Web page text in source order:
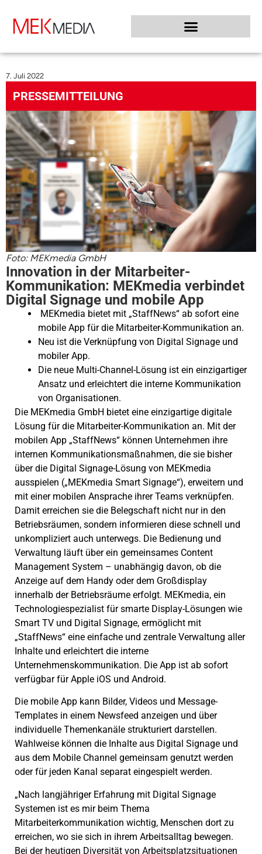
7. Juli 2022
PRESSEMITTEILUNG
Foto: MEKmedia GmbH
Innovation in der Mitarbeiter-
Kommunikation: MEKmedia verbindet
Digital Signage und mobile App
MEKmedia bietet mit „StaffNews“ ab sofort eine
mobile App für die Mitarbeiter-Kommunikation an.
Neu ist die Verknüpfung von Digital Signage und
mobiler App.
Die neue Multi-Channel-Lösung ist ein einzigartiger
Ansatz und erleichtert die interne Kommunikation
von Organisationen.
Die MEKmedia GmbH bietet eine einzigartige digitale
Lösung für die Mitarbeiter-Kommunikation an. Mit der
mobilen App „StaffNews“ können Unternehmen ihre
internen Kommunikationsmaßnahmen, die sie bisher
über die Digital Signage-Lösung von MEKmedia
ausspielen („MEKmedia Smart Signage“), erweitern und
mit einer mobilen Ansprache ihrer Teams verknüpfen.
Damit erreichen sie die Belegschaft nicht nur in den
Betriebsräumen, sondern informieren diese schnell und
unkompliziert auch unterwegs. Die Bedienung und
Verwaltung läuft über ein gemeinsames Content
Management System – unabhängig davon, ob die
Anzeige auf dem Handy oder dem Großdisplay
innerhalb der Betriebsräume erfolgt. MEKmedia, ein
Technologiespezialist für smarte Display-Lösungen wie
Smart TV und Digital Signage, ermöglicht mit
„StaffNews“ eine einfache und zentrale Verwaltung aller
Inhalte und erleichtert die interne
Unternehmenskommunikation. Die App ist ab sofort
verfügbar für Apple iOS und Android.
Die mobile App kann Bilder, Videos und Message-
Templates in einem Newsfeed anzeigen und über
individuelle Themenkanäle strukturiert darstellen.
Wahlweise können die Inhalte aus Digital Signage und
aus dem Mobile Channel gemeinsam genutzt werden
oder für jeden Kanal separat eingespielt werden.
„Nach langjähriger Erfahrung mit Digital Signage
Systemen ist es mir beim Thema
Mitarbeiterkommunikation wichtig, Menschen dort zu
erreichen, wo sie sich in ihrem Arbeitsalltag bewegen.
Bei der heutigen Diversität von Arbeitsplatzsituationen